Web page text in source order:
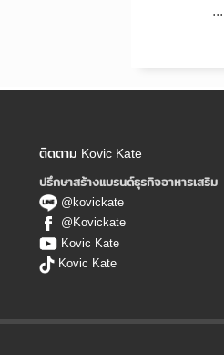
...
ติดตาม Kovic Kate
ปรึกษาสร้างแบรนด์ธุรกิจอาหารเสริม
@kovickate
@Kovickate
Kovic Kate
Kovic Kate